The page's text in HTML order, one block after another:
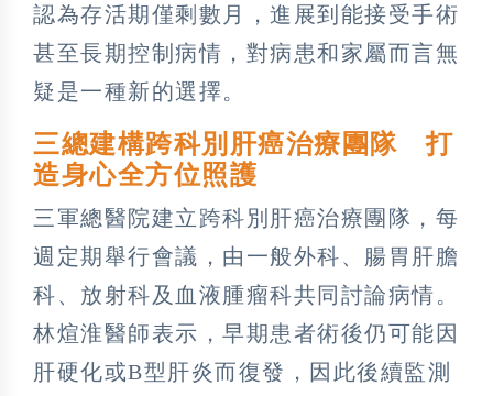
認為存活期僅剩數月，進展到能接受手術
甚至長期控制病情，對病患和家屬而言無
疑是一種新的選擇。
三總建構跨科別肝癌治療團隊 打
造身心全方位照護
三軍總醫院建立跨科別肝癌治療團隊，每
週定期舉行會議，由一般外科、腸胃肝膽
科、放射科及血液腫瘤科共同討論病情。
林煊淮醫師表示，早期患者術後仍可能因
肝硬化或B型肝炎而復發，因此後續監測